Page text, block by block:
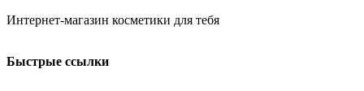
Интернет-магазин косметики для тебя
Быстрые ссылки